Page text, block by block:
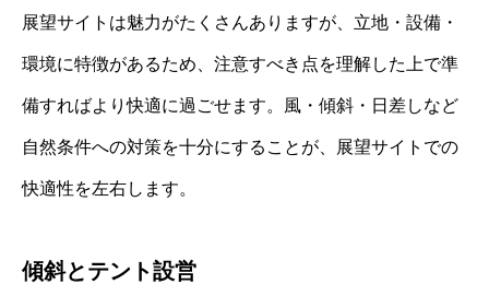
展望サイトは魅力がたくさんありますが、立地・設備・
環境に特徴があるため、注意すべき点を理解した上で準
備すればより快適に過ごせます。風・傾斜・日差しなど
自然条件への対策を十分にすることが、展望サイトでの
快適性を左右します。
傾斜とテント設営